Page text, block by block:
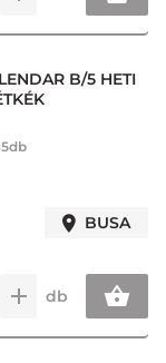
B/5 HETI
BUSA
db